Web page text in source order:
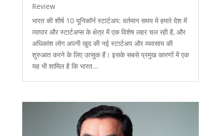
Review
भारत की शीर्ष 10 यूनिकॉर्न स्टार्टअप: वर्तमान समय में हमारे देश में
व्यापार और स्टार्टअप्स के क्षेत्र में एक विशेष लहर चल रही है, और
अधिकांश लोग अपनी खुद की नई स्टार्टअप और व्यवसाय की
शुरुआत करने के लिए उत्सुक हैं। इसके सबसे प्रमुख कारणों में एक
यह भी शामिल है कि भारत...